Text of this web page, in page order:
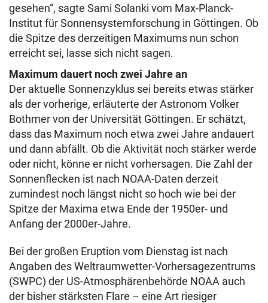
gesehen“, sagte Sami Solanki vom Max-Planck-
Institut für Sonnensystemforschung in Göttingen. Ob
die Spitze des derzeitigen Maximums nun schon
erreicht sei, lasse sich nicht sagen.
Maximum dauert noch zwei Jahre an
Der aktuelle Sonnenzyklus sei bereits etwas stärker
als der vorherige, erläuterte der Astronom Volker
Bothmer von der Universität Göttingen. Er schätzt,
dass das Maximum noch etwa zwei Jahre andauert
und dann abfällt. Ob die Aktivität noch stärker werde
oder nicht, könne er nicht vorhersagen. Die Zahl der
Sonnenflecken ist nach NOAA-Daten derzeit
zumindest noch längst nicht so hoch wie bei der
Spitze der Maxima etwa Ende der 1950er- und
Anfang der 2000er-Jahre.
Bei der großen Eruption vom Dienstag ist nach
Angaben des Weltraumwetter-Vorhersagezentrums
(SWPC) der US-Atmosphärenbehörde NOAA auch
der bisher stärksten Flare – eine Art riesiger